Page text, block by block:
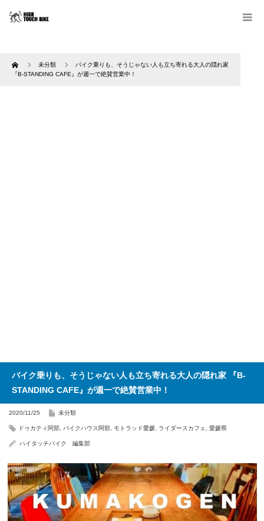
Home 未分類
バイク乗りも、そうじゃない人も立ち寄れる大人の隠れ家
『B-STANDING CAFE』が週一で絶賛営業中！
バイク乗りも、そうじゃない人も立ち寄れる大人の隠れ家 『B-
STANDING CAFE』が週一で絶賛営業中！
2020/11/25 未分類
ドゥカティ阿部 バイクハウス阿部 モトラッド愛媛 ライダースカフェ 愛媛県
ハイタッチバイク 編集部